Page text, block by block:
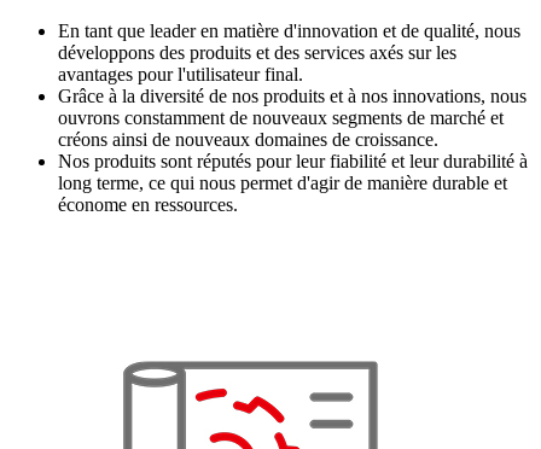
En tant que leader en matière d'innovation et de qualité, nous
développons des produits et des services axés sur les
avantages pour l'utilisateur final.
Grâce à la diversité de nos produits et à nos innovations, nous
ouvrons constamment de nouveaux segments de marché et
créons ainsi de nouveaux domaines de croissance.
Nos produits sont réputés pour leur fiabilité et leur durabilité à
long terme, ce qui nous permet d'agir de manière durable et
économe en ressources.